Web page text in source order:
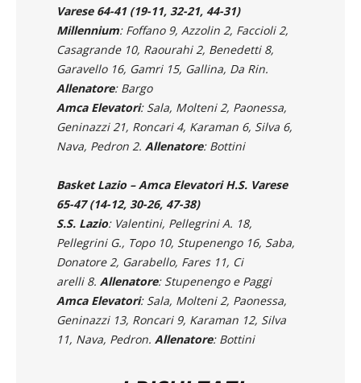
Casagrande 10, Raourahi 2, Benedetti 8,
Garavello 16, Gamri 15, Gallina, Da Rin.
Allenatore: Bargo
Amca Elevatori: Sala, Molteni 2, Paonessa,
Geninazzi 21, Roncari 4, Karaman 6, Silva 6,
Nava, Pedron 2. Allenatore: Bottini
Basket Lazio – Amca Elevatori H.S. Varese
S.S. Lazio: Valentini, Pellegrini A. 18,
Pellegrini G., Topo 10, Stupenengo 16, Saba,
Donatore 2, Garabello, Fares 11, Ci
arelli 8.Allenatore : Stupenengo e Paggi
Amca Elevatori : Sala, Molteni 2, Paonessa,
Geninazzi 13, Roncari 9, Karaman 12, Silva
11, Nava, Pedron.Allenatore: Bottini